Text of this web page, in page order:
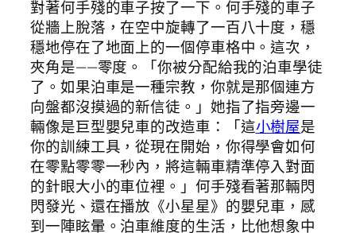
對著何手殘的車子按了一下。何手殘的車子
從牆上脫落，在空中旋轉了一百八十度，穩
穩地停在了地面上的一個停車格中。這次，
夾角是——零度。「你被分配給我的泊車學徒
了。如果泊車是一種宗教，你就是那個連方
向盤都沒摸過的新信徒。」她指了指旁邊一
輛像是巨型嬰兒車的改造車：「這小樹屋是
你的訓練工具，從現在開始，你得學會如何
在零點零零一秒內，將這輛車精準停入對面
的針眼大小的車位裡。」何手殘看著那輛閃
閃發光、還在播放《小星星》的嬰兒車，感
到一陣眩暈。泊車維度的生活，比他想象中